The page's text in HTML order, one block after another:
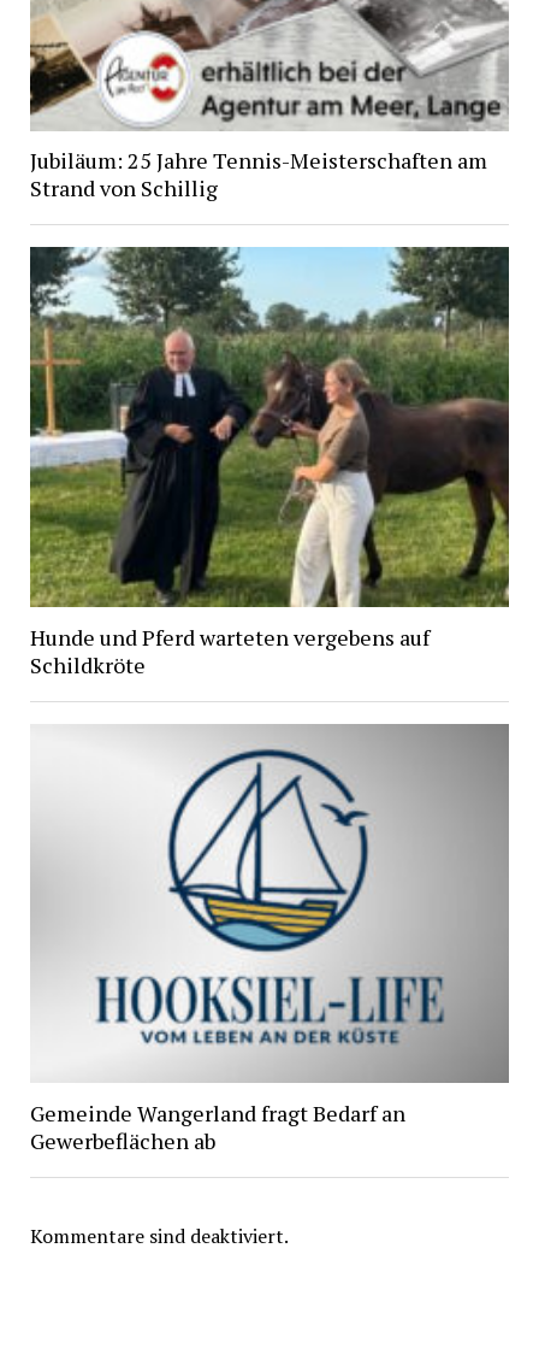
Jubiläum: 25 Jahre Tennis-Meisterschaften am
Strand von Schillig
Hunde und Pferd warteten vergebens auf
Schildkröte
Gemeinde Wangerland fragt Bedarf an
Gewerbeflächen ab
Kommentare sind deaktiviert.